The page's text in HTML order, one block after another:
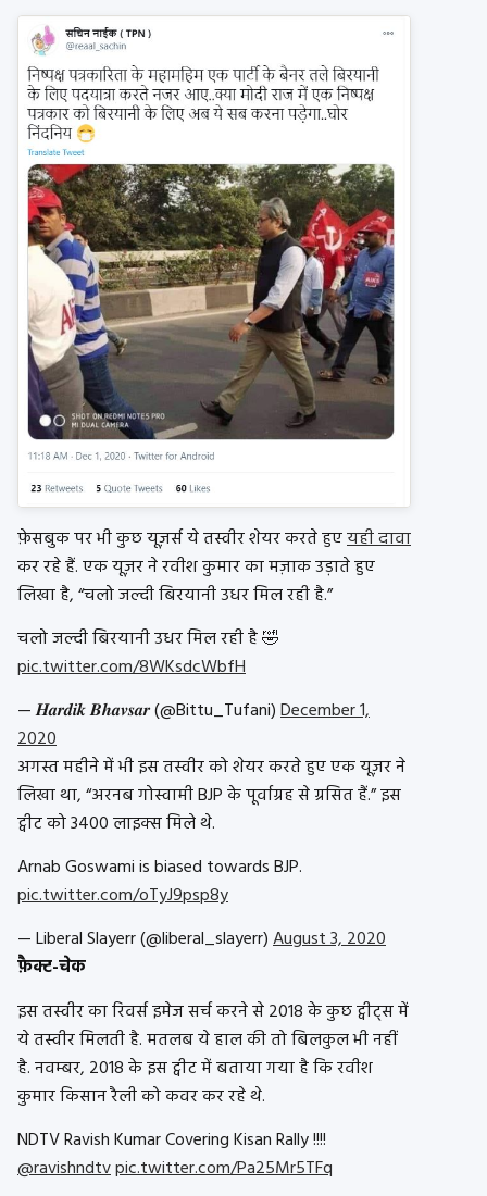
फ़ेसबुक पर भी कुछ यूज़र्स ये तस्वीर शेयर करते हुएयही दावा
कर रहे हैं. एक यूज़र ने रवीश कुमार का मज़ाक उड़ाते हुए
लिखा है, “चलो जल्दी बिरयानी उधर मिल रही है.”
चलो जल्दी बिरयानी उधर मिल रही है 🤣
pic.twitter.com/8WKsdcWbfH
— 𝑯𝒂𝒓𝒅𝒊𝒌 𝑩𝒉𝒂𝒗𝒔𝒂𝒓 (@Bittu_Tufani)December 1,
2020
अगस्त महीने में भी इस तस्वीर को शेयर करते हुए एक यूज़र ने
लिखा था, “अरनब गोस्वामी BJP के पूर्वाग्रह से ग्रसित हैं.” इस
ट्वीट को 3400 लाइक्स मिले थे.
Arnab Goswami is biased towards BJP.
pic.twitter.com/oTyJ9psp8y
— Liberal Slayerr (@liberal_slayerr)August 3, 2020
फ़ैक्ट-चेक
इस तस्वीर का रिवर्स इमेज सर्च करने से 2018 के कुछ ट्वीट्स में
ये तस्वीर मिलती है. मतलब ये हाल की तो बिलकुल भी नहीं
है. नवम्बर, 2018 के इस ट्वीट में बताया गया है कि रवीश
कुमार किसान रैली को कवर कर रहे थे.
NDTV Ravish Kumar Covering Kisan Rally !!!!
@ravishndtvpic.twitter.com/Pa25Mr5TFq